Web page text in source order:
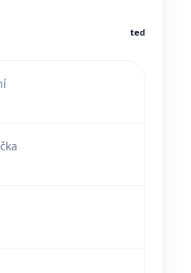
teď